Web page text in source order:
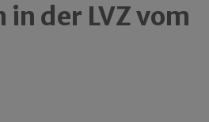
der LVZ vom